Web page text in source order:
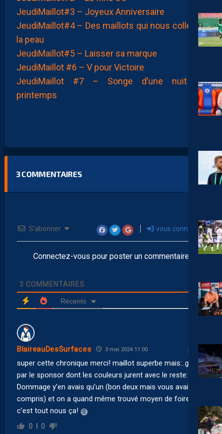
JeudiMaillot#3 – Joyeux Anniversaire
JeudiMaillot#4 – Des maillots qui nous collent à
la peau
JeudiMaillot#5 – Laisser sa marque
JeudiMaillot #6 – V pour Victoire
JeudiMaillot #7 – Songe d’une nuit de
printemps
3COMMENTAIRES
S’abonner vous connecter
Connectez-vous pour poster un commentaire
3 COMMENTAIRES
Récents
BlaireauDesSurfaces 3 mai 2024 11:00
super cette chronique merci! maillot superbe mais:..gâché
par le sponsor dont les couleurs jurent avec le reste:
Dommage y’en avais qu’un (bon deux mais vous avais
compris) et on a quand même trouvé moyen de foirer,
c’est tout nous ça! 😅
0 0